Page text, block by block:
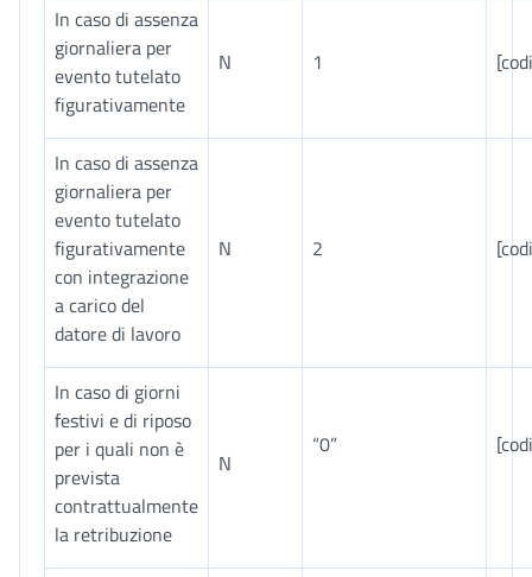
In caso di assenza
giornaliera per
evento tutelato
figurativamente
N 1
In caso di assenza
giornaliera per
evento tutelato
figurativamente
con integrazione
a carico del
datore di lavoro
N 2
In caso di giorni
festivi e di riposo
per i quali non è
prevista
contrattualmente
la retribuzione
N
“0”